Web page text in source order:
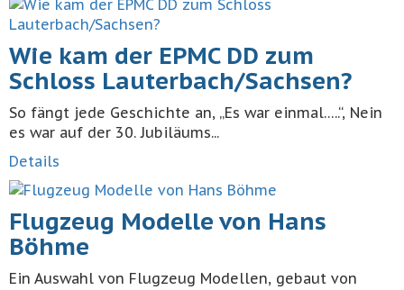
Wie kam der EPMC DD zum
Schloss Lauterbach/Sachsen?
So fängt jede Geschichte an, „Es war einmal…..“, Nein
es war auf der 30. Jubiläums...
Details
Flugzeug Modelle von Hans
Böhme
Ein Auswahl von Flugzeug Modellen, gebaut von